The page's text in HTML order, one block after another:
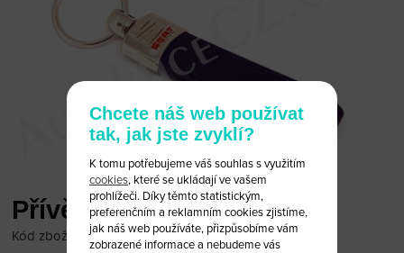
Přívěsek Seat
Kód zboží: SEAT_PR53
Chcete náš web používat
tak, jak jste zvyklí?
K tomu potřebujeme váš souhlas s využitím
cookies, které se ukládají ve vašem
prohlížeči. Díky těmto statistickým,
preferenčním a reklamním cookies zjistíme,
jak náš web používáte, přizpůsobíme vám
zobrazené informace a nebudeme vás